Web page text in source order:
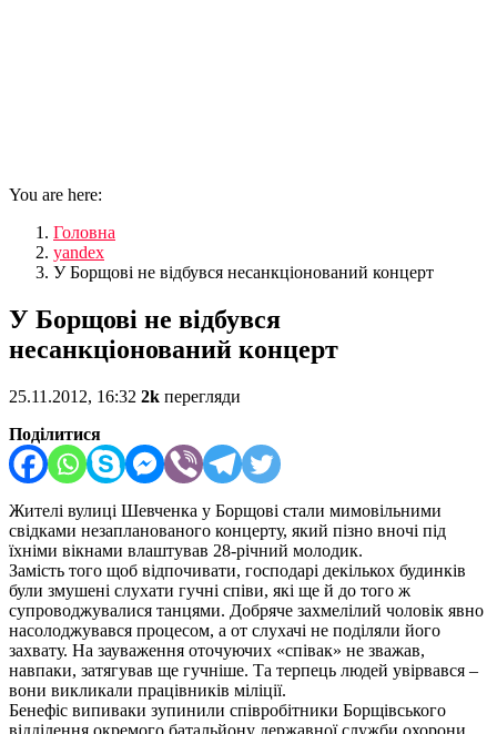
You are here:
Головна
yandex
У Борщові не відбувся несанкціонований концерт
У Борщові не відбувся
несанкціонований концерт
25.11.2012, 16:32 2k перегляди
Поділитися
Жителі вулиці Шевченка у Борщові стали мимовільними
свідками незапланованого концерту, який пізно вночі під
їхніми вікнами влаштував 28-річний молодик.
Замість того щоб відпочивати, господарі декількох будинків
були змушені слухати гучні співи, які ще й до того ж
супроводжувалися танцями. Добряче захмелілий чоловік явно
насолоджувався процесом, а от слухачі не поділяли його
захвату. На зауваження оточуючих «співак» не зважав,
навпаки, затягував ще гучніше. Та терпець людей увірвався –
вони викликали працівників міліції.
Бенефіс випиваки зупинили співробітники Борщівського